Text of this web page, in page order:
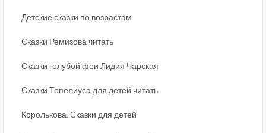
Детские сказки по возрастам
Сказки Ремизова читать
Сказки голубой феи Лидия Чарская
Сказки Топелиуса для детей читать
Королькова. Сказки для детей